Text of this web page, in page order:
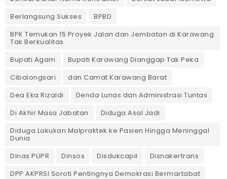
Berlangsung Sukses
BPBD
BPK Temukan 15 Proyek Jalan dan Jembatan di Karawang
Tak Berkualitas
Bupati Agam
Bupati Karawang Dianggap Tak Peka
Cibalongsari
dan Camat Karawang Barat
Dea Eka Rizaldi
Denda Lunas dan Administrasi Tuntas
‎Di Akhir Masa Jabatan
Diduga Asal Jadi
Diduga Lakukan Malpraktek ke Pasien Hingga Meninggal
Dunia
Dinas PUPR
Dinsos Disdukcapil
Disnakertrans
DPP AKPRSI Soroti Pentingnya Demokrasi Bermartabat